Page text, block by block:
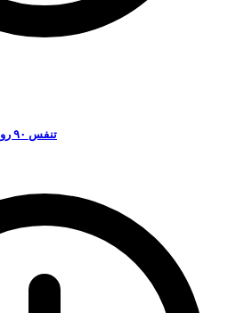
تنفس ۹۰ روزه برای سرمایه در گردش تولید